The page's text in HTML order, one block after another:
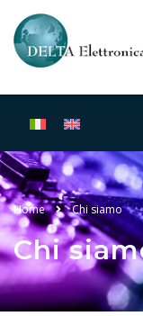
Home Chi siamo
Chi